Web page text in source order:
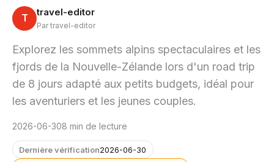
T travel-editor
Par travel-editor
Explorez les sommets alpins spectaculaires et les
fjords de la Nouvelle-Zélande lors d'un road trip
de 8 jours adapté aux petits budgets, idéal pour
les aventuriers et les jeunes couples.
2026-06-308 min de lecture
Dernière vérification2026-06-30